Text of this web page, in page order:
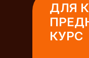
ДЛЯ
КУРС